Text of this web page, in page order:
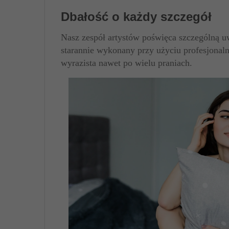
Dbałość o każdy szczegół
Nasz zespół artystów poświęca
starannie wykonany przy użyciu
wyrazista nawet po wielu praniach.